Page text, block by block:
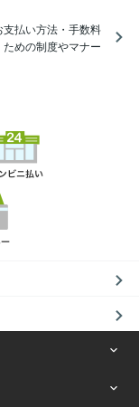
払い方法・手数料
めの制度やマナー